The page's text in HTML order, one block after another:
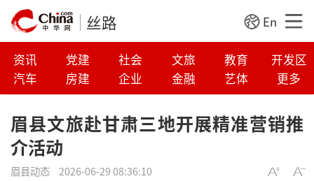
丝路 En
资讯 党建 社会 文旅 教育
开发区
汽车
房建 企业 金融 艺体 更多
眉县文旅赴甘肃三地开展精准营销推
介活动
眉县动态 2026-06-29 08:36:10